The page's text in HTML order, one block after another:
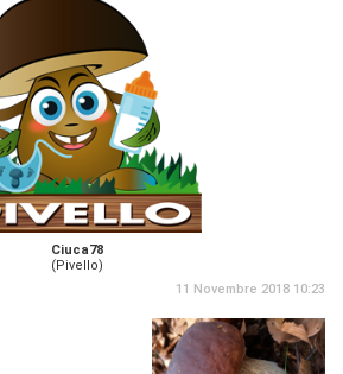
Ciuca78
(Pivello)
11 Novembre 2018 10:23